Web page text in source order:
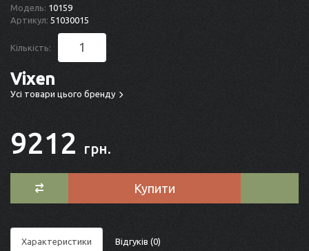
Модель: 10159
Артикул: 51030015
Кількість:
Vixen
Усі товари цього бренду
9212 грн.
Купити
Характеристики Відгуків (0)